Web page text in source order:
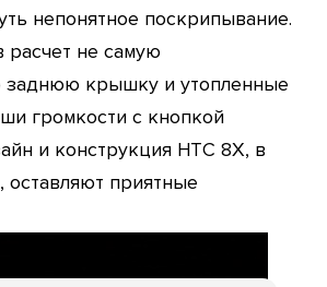
непонятное поскрипывание.
расчет не самую
заднюю крышку и утопленные
громкости с кнопкой
и конструкция HTC 8X, в
приятные